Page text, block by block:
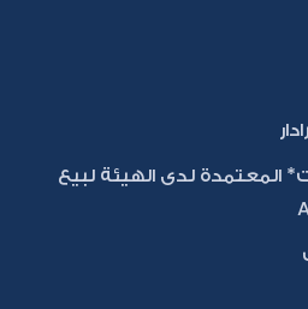
المعتمدة لدى الهيئة لبيع